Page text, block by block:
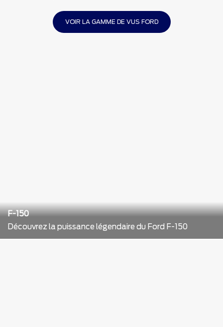
VOIR LA GAMME DE VUS FORD
F-150
Découvrez la puissance légendaire du Ford F-150